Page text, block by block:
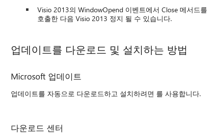
Visio 2013의 WindowOpend 이벤트에서 Close 메서드를
호출한 다음 Visio 2013 정지 될 수 있습니다.
업데이트를 다운로드 및 설치하는 방법
Microsoft 업데이트
업데이트를 자동으로 다운로드하고 설치하려면 를 사용합니다.
다운로드 센터